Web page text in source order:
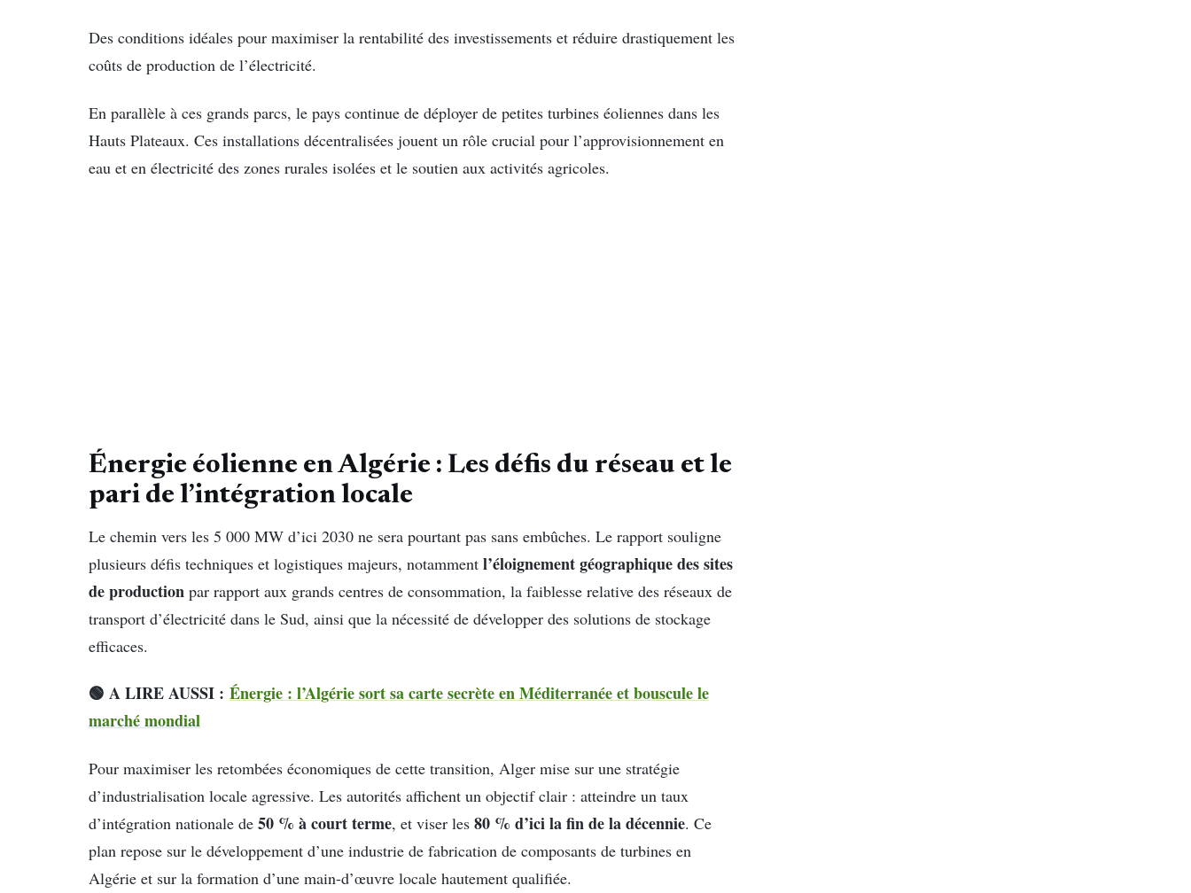
Des conditions idéales pour maximiser la rentabilité des investissements et réduire drastiquement les
coûts de production de l’électricité.
En parallèle à ces grands parcs, le pays continue de déployer de petites turbines éoliennes dans les
Hauts Plateaux. Ces installations décentralisées jouent un rôle crucial pour l’approvisionnement en
eau et en électricité des zones rurales isolées et le soutien aux activités agricoles.
Énergie éolienne en Algérie : Les défis du réseau et le
pari de l’intégration locale
Le chemin vers les 5 000 MW d’ici 2030 ne sera pourtant pas sans embûches. Le rapport souligne
plusieurs défis techniques et logistiques majeurs, notamment l’éloignement géographique des sites
de production par rapport aux grands centres de consommation, la faiblesse relative des réseaux de
transport d’électricité dans le Sud, ainsi que la nécessité de développer des solutions de stockage
efficaces.
🟢 A LIRE AUSSI : Énergie : l’Algérie sort sa carte secrète en Méditerranée et bouscule le
marché mondial
Pour maximiser les retombées économiques de cette transition, Alger mise sur une stratégie
d’industrialisation locale agressive. Les autorités affichent un objectif clair : atteindre un taux
d’intégration nationale de 50 % à court terme, et viser les 80 % d’ici la fin de la décennie. Ce
plan repose sur le développement d’une industrie de fabrication de composants de turbines en
Algérie et sur la formation d’une main-d’œuvre locale hautement qualifiée.